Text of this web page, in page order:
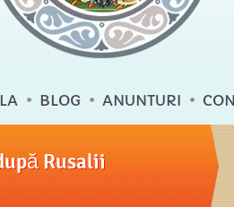
BLOG ANUNTURI
Rusalii